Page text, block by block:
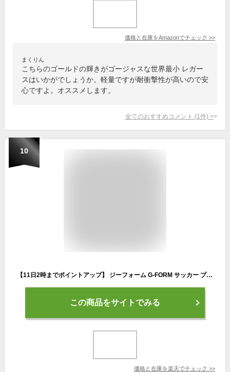
価格と在庫をAmazonでチェック >>
まくりん
こちらのゴールドの輝きがゴージャスな世界最小 レガー
スはいかがでしょうか。軽量ですが耐衝撃性が高いので安
心ですよ。オススメします。
全てのおすすめコメント (1 件) >
10
【11日2時までポイントアップ】 ジーフォーム G-FORM サッカー プロ エリート PRO-S ELITE X シンガード L ブラック ゴールド すね当て レガース 衝撃吸収 吸湿速乾性 通気性 怪我防止 すねあて 靴下 SP14113015
この商品をサイトでみる
価格と在庫を楽天でチェック >>